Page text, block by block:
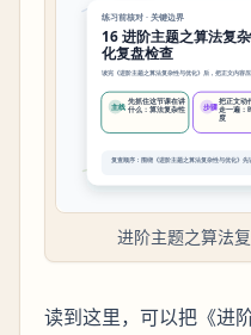
进阶主题之算法
读到这里，可以把《进